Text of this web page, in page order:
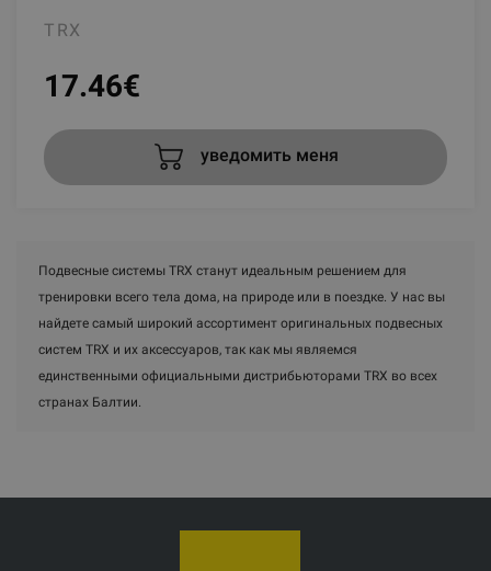
TRX
17.46€
уведомить меня
Подвесные системы TRX станут идеальным решением для
тренировки всего тела дома, на природе или в поездке. У нас вы
найдете самый широкий ассортимент оригинальных подвесных
систем TRX и их аксессуаров, так как мы являемся
единственными официальными дистрибьюторами TRX во всех
странах Балтии.